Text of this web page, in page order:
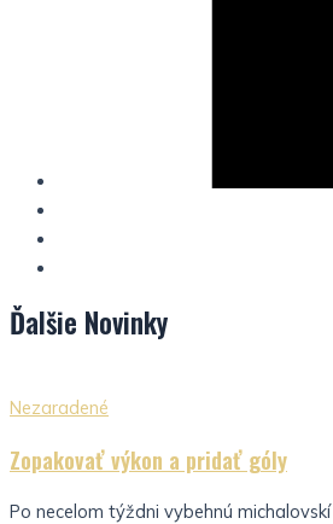
Ďalšie Novinky
Nezaradené
Zopakovať výkon a pridať góly
Po necelom týždni vybehnú